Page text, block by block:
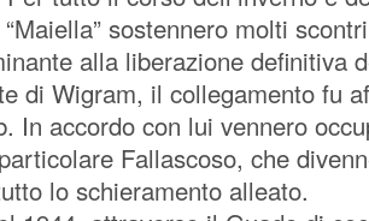
sostennero molti
alla liberazione definitiva
di Wigram, il collegamento fu
In accordo con lui vennero
Fallascoso, che
lo schieramento alleato.